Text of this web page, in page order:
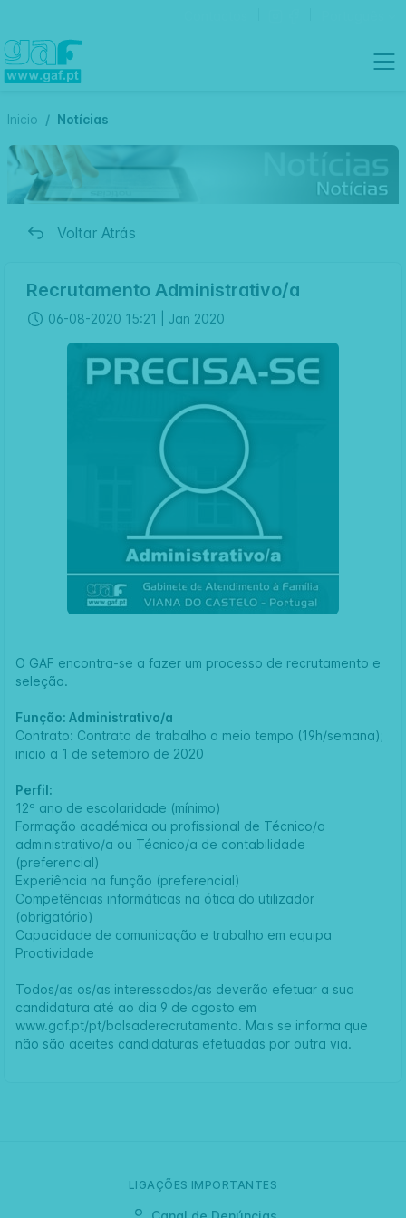
Inicio Notícias
Voltar Atrás
Recrutamento Administrativo/a
06-08-2020 15:21 | Jan 2020
O GAF encontra-se a fazer um processo de recrutamento e
seleção.
Função: Administrativo/a
Contrato: Contrato de trabalho a meio tempo (19h/semana);
inicio a 1 de setembro de 2020
Perfil:
12º ano de escolaridade (mínimo)
Formação académica ou profissional de Técnico/a
administrativo/a ou Técnico/a de contabilidade
(preferencial)
Experiência na função (preferencial)
Competências informáticas na ótica do utilizador
(obrigatório)
Capacidade de comunicação e trabalho em equipa
Proatividade
Todos/as os/as interessados/as deverão efetuar a sua
candidatura até ao dia 9 de agosto em
www.gaf.pt/pt/bolsaderecrutamento. Mais se informa que
não são aceites candidaturas efetuadas por outra via.
LIGAÇÕES IMPORTANTES